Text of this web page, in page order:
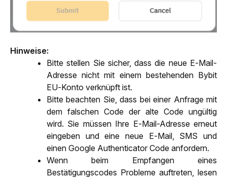
Hinweise:
Bitte stellen Sie sicher, dass die neue E-Mail-
Adresse nicht mit einem bestehenden Bybit
EU-Konto verknüpft ist.
Bitte beachten Sie, dass bei einer Anfrage mit
dem falschen Code der alte Code ungültig
wird. Sie müssen Ihre E-Mail-Adresse erneut
eingeben und eine neue E-Mail, SMS und
einen Google Authenticator Code anfordern.
Wenn beim Empfangen eines
Bestätigungscodes Probleme auftreten, lesen